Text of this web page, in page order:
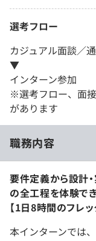
選考フロー
カジュアル面談／
▼
インターン参加
※選考フロー、面
があります
職務内容
要件定義から設計
の全工程を体験で
【1日8時間のフレッ
本インターンでは